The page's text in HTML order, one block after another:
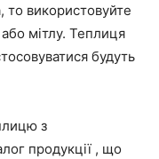
то використовуйте
мітлу. Теплиця
будуть
з
продукції , що